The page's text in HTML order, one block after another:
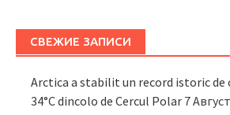
СВЕЖИЕ ЗАПИСИ
Arctica a stabilit un record istoric de
34°C dincolo de Cercul Polar 7